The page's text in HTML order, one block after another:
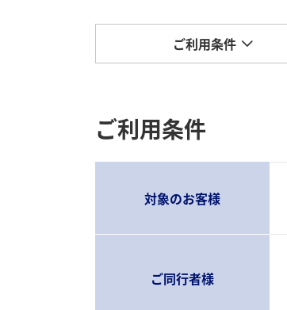
ご利用条件
ご利用条件
対象のお客様
ご同行者様